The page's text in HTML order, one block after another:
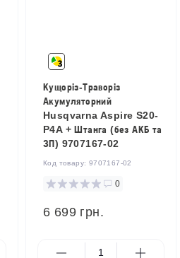
Кущоріз-Траворіз
Акумуляторний
Husqvarna Aspire S20-
P4A + Штанга (без АКБ та
ЗП) 9707167-02
Код товару: 9707167-02
0
6 699 грн.